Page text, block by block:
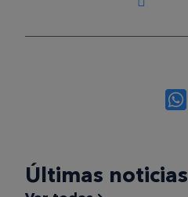
Últimas noticias